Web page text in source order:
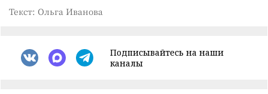
Текст: Ольга Иванова
Подписывайтесь на наши
каналы